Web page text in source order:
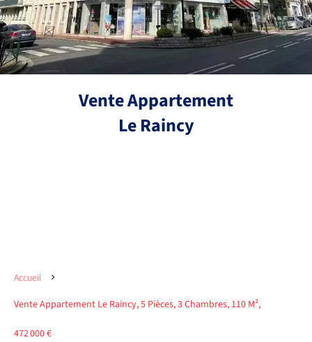
Vente Appartement
Le Raincy
Accueil
Vente Appartement Le Raincy, 5 Pièces, 3 Chambres, 110 M²,
472 000 €